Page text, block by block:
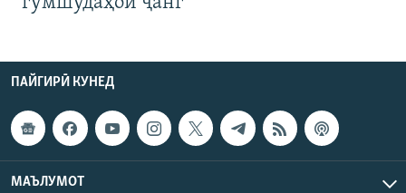
ПАЙГИРӢ КУНЕД
МАЪЛУМОТ